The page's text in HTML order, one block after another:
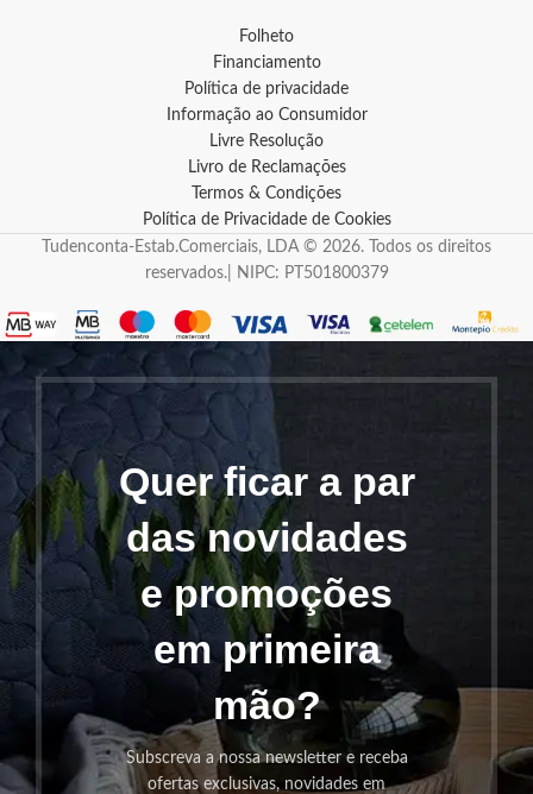
Folheto
Financiamento
Política de privacidade
Informação ao Consumidor
Livre Resolução
Livro de Reclamações
Termos & Condições
Política de Privacidade de Cookies
Tudenconta-Estab.Comerciais, LDA © 2026. Todos os direitos
reservados.| NIPC: PT501800379
Quer ficar a par
das novidades
e promoções
em primeira
mão?
Subscreva a nossa newsletter e receba
ofertas exclusivas, novidades em